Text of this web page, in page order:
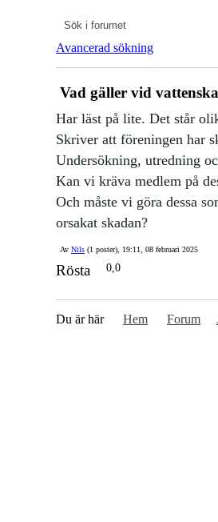
Avancerad sökning
Vad gäller vid
Har läst på lite. Det står
Skriver att föreningen har
Undersökning, utredning
Kan vi kräva medlem på
Och måste vi göra dessa
orsakat skadan?
Av Nils (1 poster), 19:11, 08 februari 2025
Rösta 0,0
Du är här Hem Forum